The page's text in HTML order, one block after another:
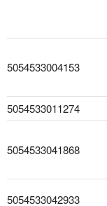
5054533004153
5054533011274
5054533041868
5054533042933